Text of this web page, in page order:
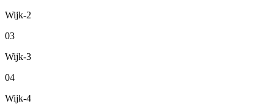
Wijk-2
03
Wijk-3
04
Wijk-4